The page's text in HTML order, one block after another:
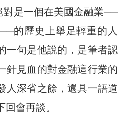
對是一個在美國金融業──
的歷史上舉足輕重的人
一句是他說的，是筆者認
針見血的對金融這行業的
人深省之餘，還具一語道
會再談。